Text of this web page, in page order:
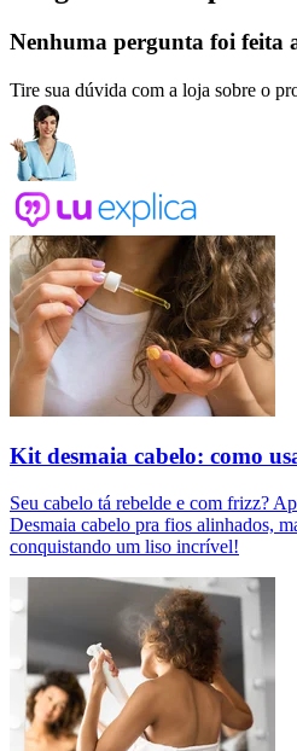
Nenhuma pergunta foi feita
Tire sua dúvida com a loja sobre o
Kit desmaia cabelo: como
Seu cabelo tá rebelde e com frizz?
Desmaia cabelo pra fios alinhados,
conquistando um liso incrível!